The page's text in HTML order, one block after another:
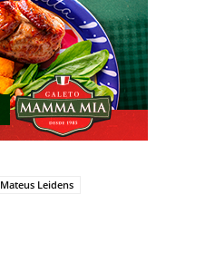
Mateus Leidens